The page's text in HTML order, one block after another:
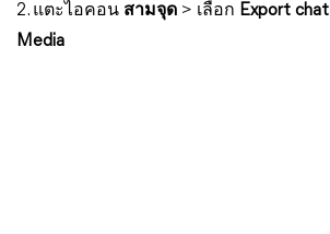
2. แตะไอคอน สามจุด > เลือก Export chat
Media